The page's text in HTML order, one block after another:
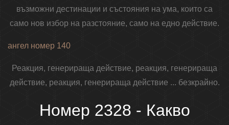
възможни дестинации и състояния на ума, които са
само нов избор на разстояние, само на едно действие.
ангел номер 140
Реакция, генерираща действие, реакция, генерираща
действие, реакция, генерираща действие ... безкрайно.
Номер 2328 - Какво